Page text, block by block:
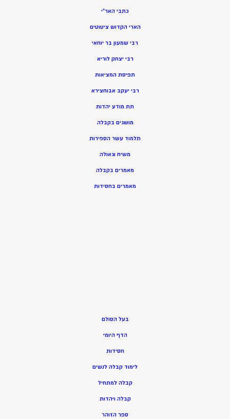
כתבי האר”י
הארי הקדוש ציטוטים
רבי שמעון בר יוחאי
רבי יצחק לוריא
תפיסת המציאות
רבי יעקב אבוחצירא
תת מודע יהדות
מושגים בקבלה
תלמוד עשר הספירות
משיח וגאולה
מאמרים בקבלה
מאמרים בחסידות
בעל הסולם
הדף היומי
חסידות
לימוד קבלה לנשים
קבלה למתחיל
קבלה ויהדות
ספר הזוהר